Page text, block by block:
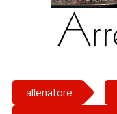
allenatore